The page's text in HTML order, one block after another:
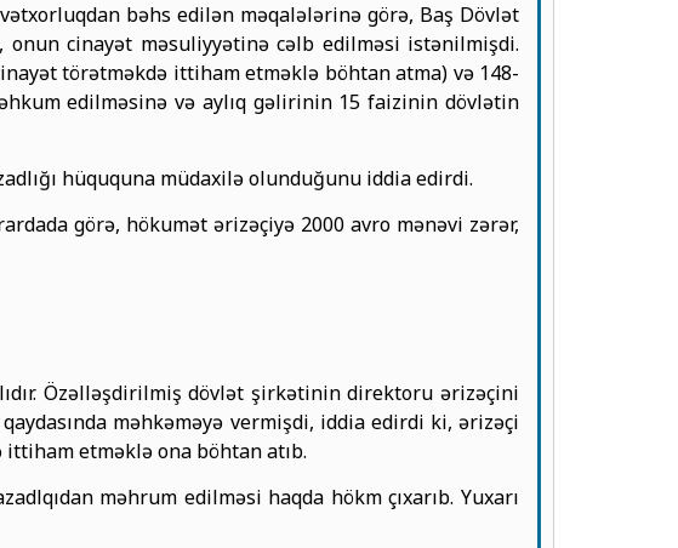
bəhs edilən məqalələrinə görə, Baş Dövlət
cinayət məsuliyyətinə cəlb edilməsi istənilmişdi.
törətməkdə ittiham etməklə böhtan atma) və 148-
edilməsinə və aylıq gəlirinin 15 faizinin dövlətin
hüququna müdaxilə olunduğunu iddia edirdi.
görə, hökumət ərizəçiyə 2000 avro mənəvi zərər,
Özəlləşdirilmiş dövlət şirkətinin direktoru ərizəçini
məhkəməyə vermişdi, iddia edirdi ki, ərizəçi
etməklə ona böhtan atıb.
məhrum edilməsi haqda hökm çıxarıb. Yuxarı